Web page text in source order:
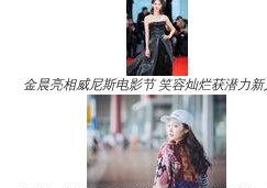
金晨亮相威尼斯电影节 笑容灿烂获潜力新